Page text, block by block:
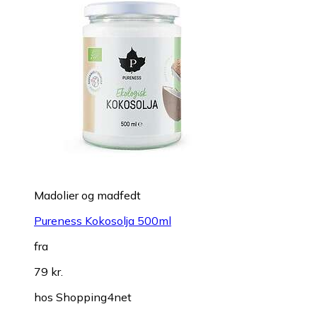
Madolier og madfedt
Pureness Kokosolja 500ml
fra
79 kr.
hos Shopping4net